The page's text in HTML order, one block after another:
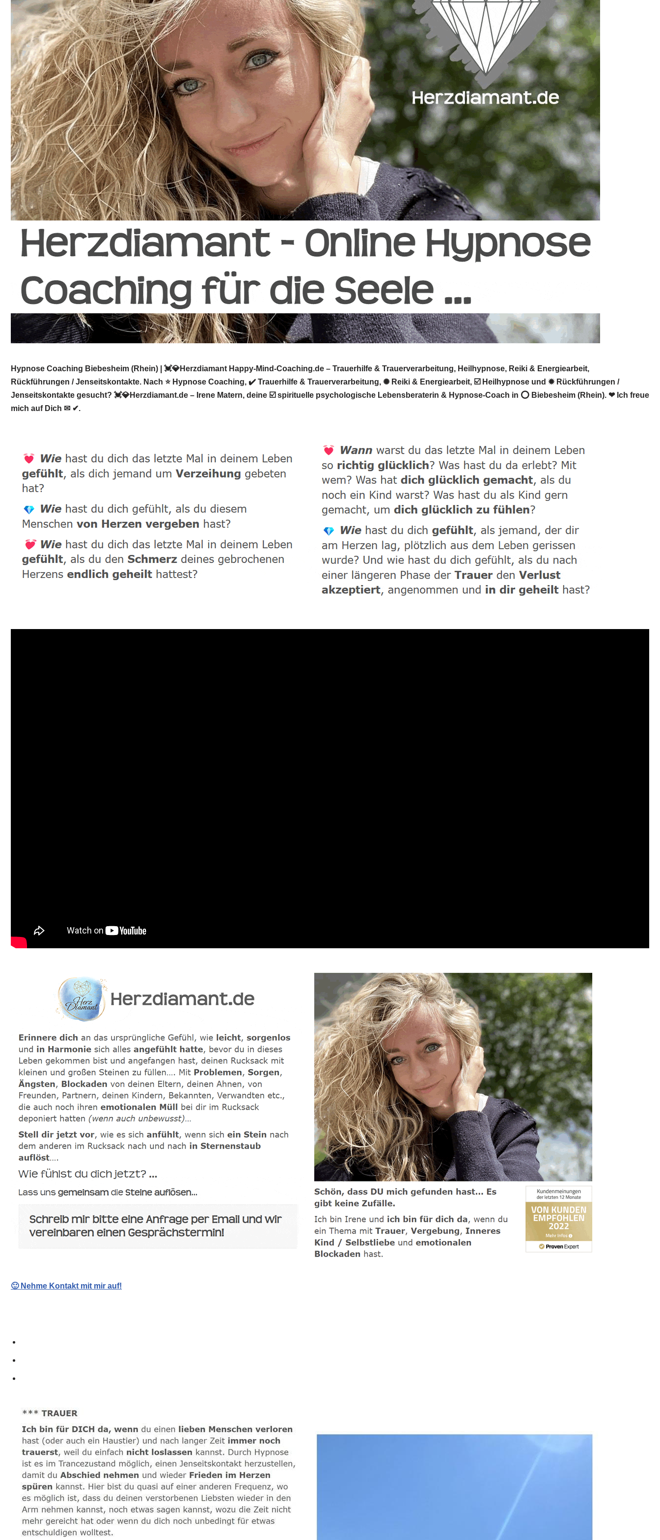
Hypnose Coaching Biebesheim (Rhein) | 💓️💎Herzdiamant Happy-Mind-Coaching.de – Trauerhilfe & Trauerverarbeitung, Heilhypnose, Reiki & Energiearbeit,
Rückführungen / Jenseitskontakte. Nach ⭐ Hypnose Coaching, ✔️ Trauerhilfe & Trauerverarbeitung, ✺ Reiki & Energiearbeit, ☑️ Heilhypnose und ✹ Rückführungen /
Jenseitskontakte gesucht? 💓️💎Herzdiamant.de – Irene Matern, deine ☑️ spirituelle psychologische Lebensberaterin & Hypnose-Coach in ⭕ Biebesheim (Rhein). ❤ Ich freue
mich auf Dich ✉ ✔.
🙂 Nehme Kontakt mit mir auf!